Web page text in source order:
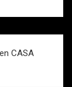
CASA